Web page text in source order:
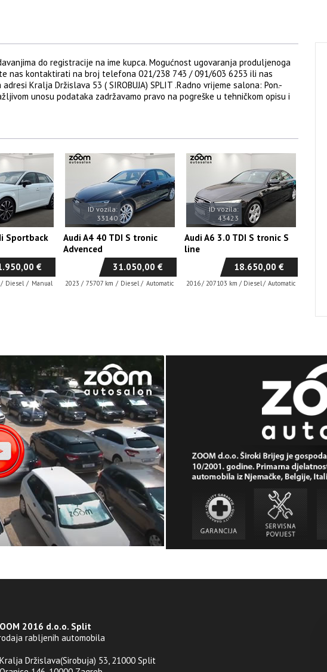
do registracije na ime kupca. Mogućnost ugovaranja produljenoga
nas kontaktirati na broj telefona 021/238 743 / 091/603 6253 ili nas
Kralja Držislava 53 ( SIROBUJA) SPLIT .Radno vrijeme salona: Pon.-
unosu podataka zadržavamo pravo na pogreške u tehničkom opisu i
Sportback
€
/ Diesel / Manual
ID vozila:
33140
Audi A4 40 TDI S tronic
Advenced
31.050,00 €
2023 / 75707 km / Diesel / Automatic
ID vozila:
43423
Audi A6 3.0 TDI S tronic S
line
18.650,00 €
2016/ 207103 km / Diesel/ Automatic
2016 d.o.o. Split
rabljenih automobila
Držislava(Sirobuja) 53, 21000 Split